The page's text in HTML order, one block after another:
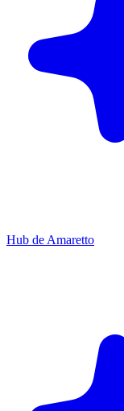
Hub de Amaretto